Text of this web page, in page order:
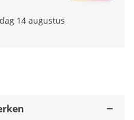
14 augustus